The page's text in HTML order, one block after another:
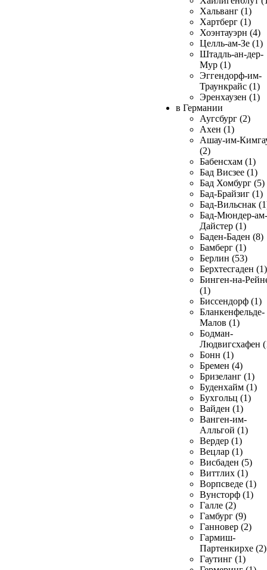
Хальванг (1)
Хартберг (1)
Хоэнтауэрн (4)
Целль-ам-Зе (1)
Штадль-ан-дер-
Мур (1)
Эггендорф-им-
Траункрайс (1)
Эренхаузен (1)
в Германии
Аугсбург (2)
Ахен (1)
Ашау-им-
(2)
Бабенсхам (1)
Бад Висзее (1)
Бад Хомбург (5)
Бад-Брайзиг (1)
Бад-Вильснак
Бад-Мюндер-ам-
Дайстер (1)
Баден-Баден (8)
Бамберг (1)
Берлин (53)
Берхтесгаден (1)
Бинген-на-
(1)
Биссендорф (1)
Бланкенфельде-
Малов (1)
Бодман-
Людвигсхафен
Бонн (1)
Бремен (4)
Бризеланг (1)
Буденхайм (1)
Бухгольц (1)
Вайден (1)
Ванген-им-
Алльгой (1)
Вердер (1)
Вецлар (1)
Висбаден (5)
Виттлих (1)
Ворпсведе (1)
Вунсторф (1)
Галле (2)
Гамбург (9)
Ганновер (2)
Гармиш-
Партенкирхе (2)
Гаутинг (1)